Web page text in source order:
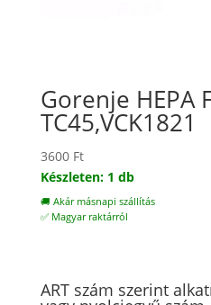
Gorenje HEPA
TC45,VCK1821
3600 Ft
Készleten: 1 db
🚚 Akár másnapi szállítás
✅ Magyar raktárról
ART szám szerint